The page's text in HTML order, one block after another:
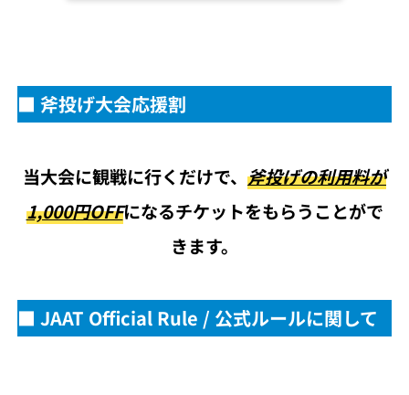
■ 斧投げ大会応援割
当大会に観戦に行くだけで、 斧投げの利用料が
1,000円OFFになるチケットをもらうことがで
きます。
■ JAAT Official Rule / 公式ルールに関して